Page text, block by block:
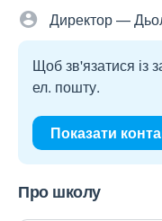
Директор —
Щоб зв'язатися із
ел. пошту.
Показати
Про школу